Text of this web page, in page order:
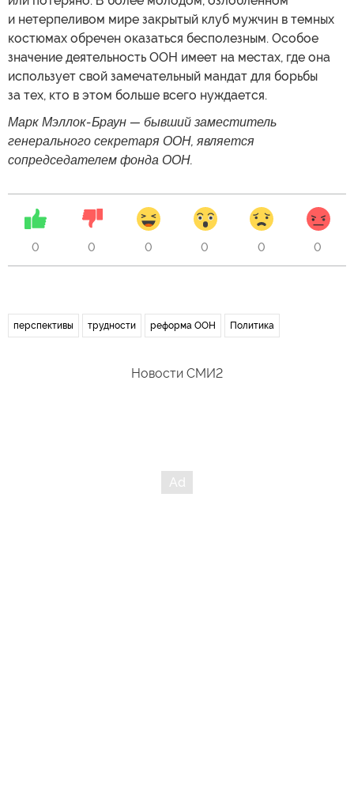
и нетерпеливом мире закрытый клуб мужчин в темных
костюмах обречен оказаться бесполезным. Особое
значение деятельность ООН имеет на местах, где она
использует свой замечательный мандат для борьбы
за тех, кто в этом больше всего нуждается.
Марк Мэллок-Браун — бывший заместитель
генерального секретаря ООН, является
сопредседателем фонда ООН.
0 0 0 0 0 0
перспективы трудности реформа ООН Политика
Новости СМИ2